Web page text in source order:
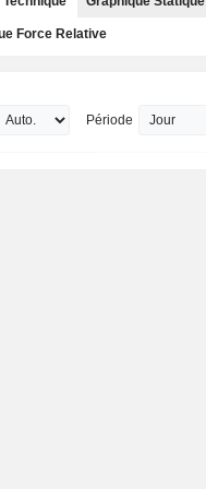
Force Relative
Période